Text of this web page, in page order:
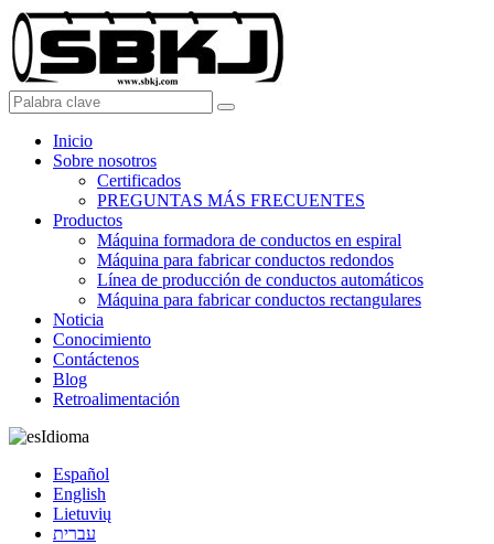
Inicio
Sobre nosotros
Certificados
PREGUNTAS MÁS FRECUENTES
Productos
Máquina formadora de conductos en espiral
Máquina para fabricar conductos redondos
Línea de producción de conductos automáticos
Máquina para fabricar conductos rectangulares
Noticia
Conocimiento
Contáctenos
Blog
Retroalimentación
Idioma
Español
English
Lietuvių
עברית